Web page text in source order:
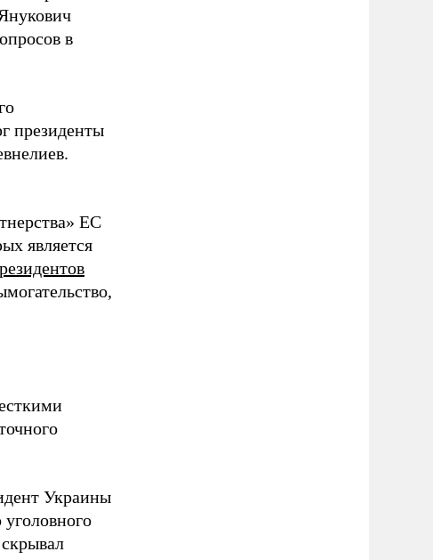
в
президенты
ЕС
является
Украины